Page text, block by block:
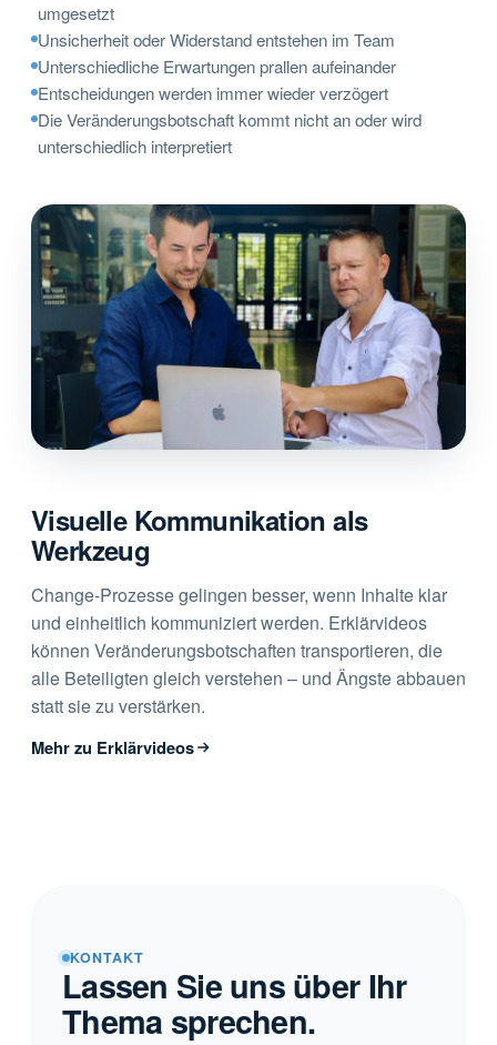
umgesetzt
Unsicherheit oder Widerstand entstehen im Team
Unterschiedliche Erwartungen prallen aufeinander
Entscheidungen werden immer wieder verzögert
Die Veränderungsbotschaft kommt nicht an oder wird
unterschiedlich interpretiert
Visuelle Kommunikation als
Werkzeug
Change-Prozesse gelingen besser, wenn Inhalte klar
und einheitlich kommuniziert werden. Erklärvideos
können Veränderungsbotschaften transportieren, die
alle Beteiligten gleich verstehen – und Ängste abbauen
statt sie zu verstärken.
Mehr zu Erklärvideos
KONTAKT
Lassen Sie uns über Ihr
Thema sprechen.